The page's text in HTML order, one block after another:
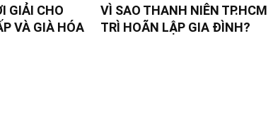
GIẢI CHO
VÀ GIÀ HÓA
VÌ SAO THANH NIÊN TP.HCM
TRÌ HOÃN LẬP GIA ĐÌNH?